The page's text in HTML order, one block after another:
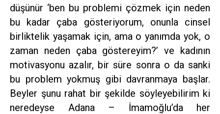
düşünür ‘ben bu problemi çözmek için neden
bu kadar çaba gösteriyorum, onunla cinsel
birliktelik yaşamak için, ama o yanımda yok, o
zaman neden çaba göstereyim?’ ve kadının
motivasyonu azalır, bir süre sonra o da sanki
bu problem yokmuş gibi davranmaya başlar.
Beyler şunu rahat bir şekilde söyleyebilirim ki
neredeyse Adana – İmamoğlu’da her